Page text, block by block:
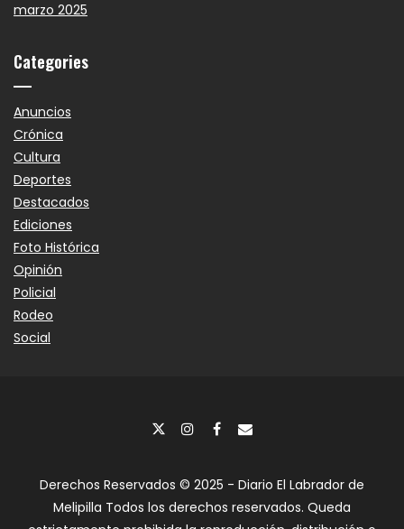
marzo 2025
Categories
Anuncios
Crónica
Cultura
Deportes
Destacados
Ediciones
Foto Histórica
Opinión
Policial
Rodeo
Social
Derechos Reservados © 2025 - Diario El Labrador de
Melipilla Todos los derechos reservados. Queda